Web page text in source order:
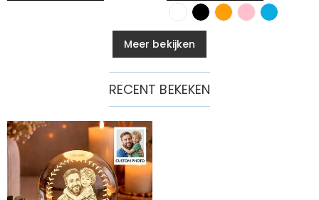
Meer bekijken
RECENT BEKEKEN